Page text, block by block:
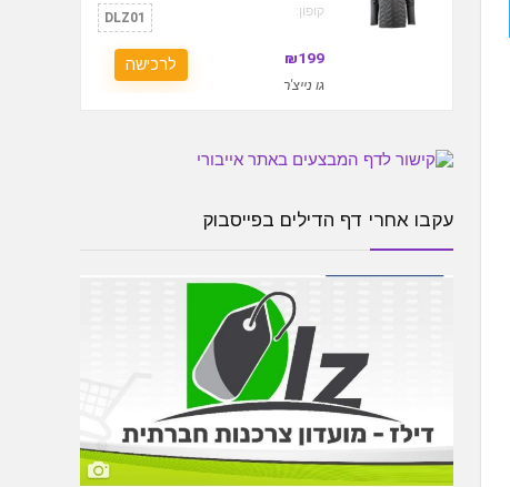
קופון: DLZ01
₪199
גו נייצ'ר
לרכישה
עקבו אחרי דף הדילים בפייסבוק